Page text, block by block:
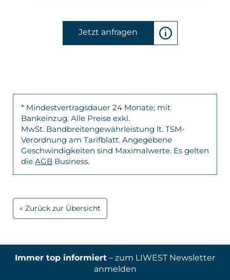
Jetzt anfragen
* Mindestvertragsdauer 24 Monate; mit
Bankeinzug. Alle Preise exkl.
MwSt. Bandbreitengewährleistung lt. TSM-
Verordnung am Tarifblatt. Angegebene
Geschwindigkeiten sind Maximalwerte. Es gelten
die AGB Business.
Zurück zur Übersicht
Immer top informiert – zum LIWEST Newsletter
anmelden